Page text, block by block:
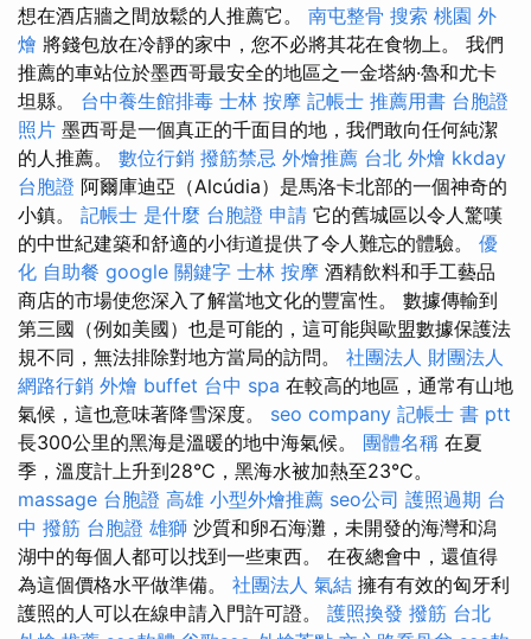
想在酒店牆之間放鬆的人推薦它。 南屯整骨 搜索 桃園 外
燴 將錢包放在冷靜的家中，您不必將其花在食物上。 我們
推薦的車站位於墨西哥最安全的地區之一金塔納·魯和尤卡
坦縣。 台中養生館排毒 士林 按摩 記帳士 推薦用書 台胞證
照片 墨西哥是一個真正的千面目的地，我們敢向任何純潔
的人推薦。 數位行銷 撥筋禁忌 外燴推薦 台北 外燴 kkday
台胞證 阿爾庫迪亞（Alcúdia）是馬洛卡北部的一個神奇的
小鎮。 記帳士 是什麼 台胞證 申請 它的舊城區以令人驚嘆
的中世紀建築和舒適的小街道提供了令人難忘的體驗。 優
化 自助餐 google 關鍵字 士林 按摩 酒精飲料和手工藝品
商店的市場使您深入了解當地文化的豐富性。 數據傳輸到
第三國（例如美國）也是可能的，這可能與歐盟數據保護法
規不同，無法排除對地方當局的訪問。 社團法人 財團法人
網路行銷 外燴 buffet 台中 spa 在較高的地區，通常有山地
氣候，這也意味著降雪深度。 seo company 記帳士 書 ptt
長300公里的黑海是溫暖的地中海氣候。 團體名稱 在夏
季，溫度計上升到28°C，黑海水被加熱至23°C。
massage 台胞證 高雄 小型外燴推薦 seo公司 護照過期 台
中 撥筋 台胞證 雄獅 沙質和卵石海灘，未開發的海灣和潟
湖中的每個人都可以找到一些東西。 在夜總會中，還值得
為這個價格水平做準備。 社團法人 氣結 擁有有效的匈牙利
護照的人可以在線申請入門許可證。 護照換發 撥筋 台北